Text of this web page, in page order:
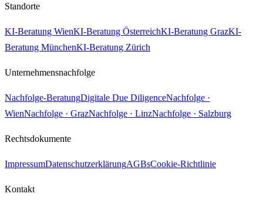
Standorte
KI-Beratung WienKI-Beratung ÖsterreichKI-Beratung GrazKI-
Beratung MünchenKI-Beratung Zürich
Unternehmensnachfolge
Nachfolge-BeratungDigitale Due DiligenceNachfolge ·
WienNachfolge · GrazNachfolge · LinzNachfolge · Salzburg
Rechtsdokumente
ImpressumDatenschutzerklärungAGBsCookie-Richtlinie
Kontakt